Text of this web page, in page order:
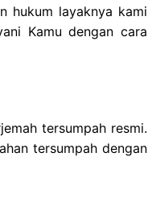
hukum layaknya kami
Kamu dengan cara
tersumpah resmi.
tersumpah dengan